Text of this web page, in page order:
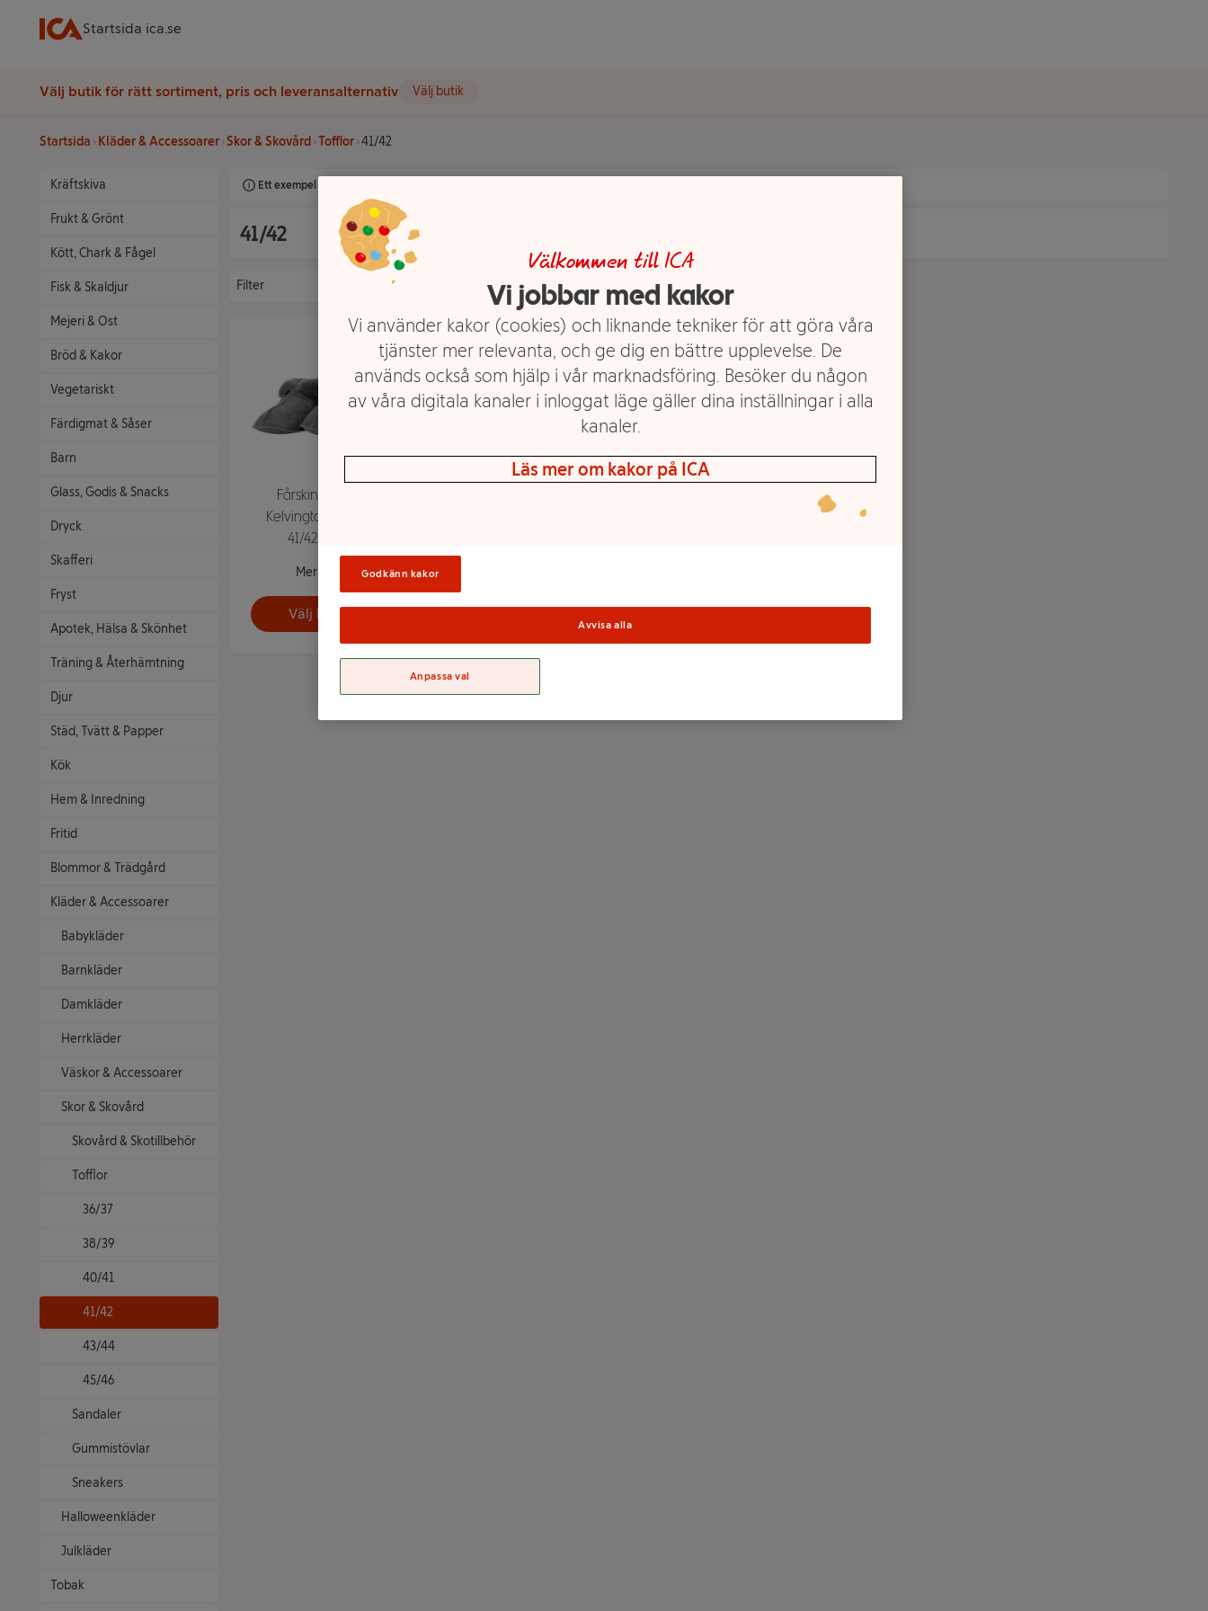
Startsida ica.se
Välj butik för rätt sortiment, pris och leveransalternativ Välj butik
Startsida Kläder & Accessoarer Skor & Skovård Tofflor 41/42
Kräftskiva
Frukt & Grönt
Kött, Chark & Fågel
Fisk & Skaldjur
Mejeri & Ost
Bröd & Kakor
Vegetariskt
Färdigmat & Såser
Barn
Glass, Godis & Snacks
Dryck
Skafferi
Fryst
Apotek, Hälsa & Skönhet
Träning & Återhämtning
Djur
Städ, Tvätt & Papper
Kök
Hem & Inredning
Fritid
Blommor & Trädgård
Kläder & Accessoarer
Babykläder
Barnkläder
Damkläder
Herrkläder
Väskor & Accessoarer
Skor & Skovård
Skovård & Skotillbehör
Tofflor
36/37
38/39
40/41
41/42
43/44
45/46
Sandaler
Gummistövlar
Sneakers
Halloweenkläder
Julkläder
Tobak
Ett exempel på onlinesortiment visas.
41/42
Filter
Fårskinnstoffla
Kelvington Grå Stl
41/42 REST
Mer info
Välj butik
Välkommen till ICA
Vi jobbar med kakor
Vi använder kakor (cookies) och liknande tekniker för att göra våra
tjänster mer relevanta, och ge dig en bättre upplevelse. De
används också som hjälp i vår marknadsföring. Besöker du någon
av våra digitala kanaler i inloggat läge gäller dina inställningar i alla
kanaler.
Läs mer om kakor på ICA
Godkänn kakor
Avvisa alla
Anpassa val